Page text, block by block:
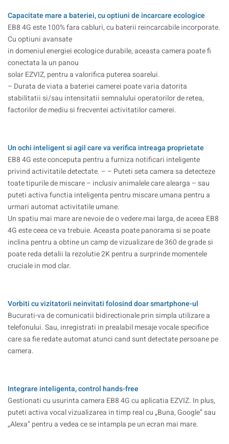
Capacitate mare a bateriei, cu optiuni de incarcare ecologice
EB8 4G este 100% fara cabluri, cu baterii reincarcabile incorporate.
Cu optiuni avansate
in domeniul energiei ecologice durabile, aceasta camera poate fi
conectata la un panou
solar EZVIZ, pentru a valorifica puterea soarelui.
– Durata de viata a bateriei camerei poate varia datorita
stabilitatii si/sau intensitatii semnalului operatorilor de retea,
factorilor de mediu si frecventei activitatilor camerei.
Un ochi inteligent si agil care va verifica intreaga proprietate
EB8 4G este conceputa pentru a furniza notificari inteligente
privind activitatile detectate. – – Puteti seta camera sa detecteze
toate tipurile de miscare – inclusiv animalele care alearga – sau
puteti activa functia inteligenta pentru miscare umana pentru a
urmari automat activitatile umane.
Un spatiu mai mare are nevoie de o vedere mai larga, de aceea EB8
4G este ceea ce va trebuie. Aceasta poate panorama si se poate
inclina pentru a obtine un camp de vizualizare de 360 de grade si
poate reda detalii la rezolutie 2K pentru a surprinde momentele
cruciale in mod clar.
Vorbiti cu vizitatorii neinvitati folosind doar smartphone-ul
Bucurati-va de comunicatii bidirectionale prin simpla utilizare a
telefonului. Sau, inregistrati in prealabil mesaje vocale specifice
care sa fie redate automat atunci cand sunt detectate persoane pe
camera.
Integrare inteligenta, control hands-free
Gestionati cu usurinta camera EB8 4G cu aplicatia EZVIZ. In plus,
puteti activa vocal vizualizarea in timp real cu „Buna, Google” sau
„Alexa” pentru a vedea ce se intampla pe un ecran mai mare.